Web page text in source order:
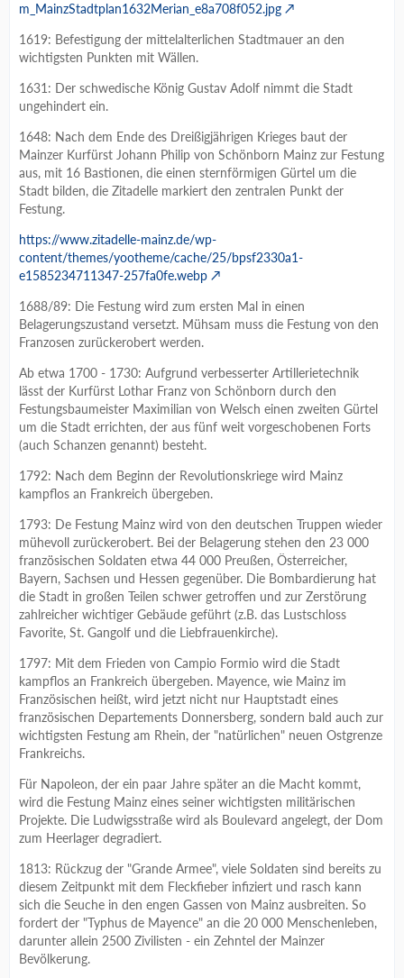
m_MainzStadtplan1632Merian_e8a708f052.jpg
1619: Befestigung der mittelalterlichen Stadtmauer an den
wichtigsten Punkten mit Wällen.
1631: Der schwedische König Gustav Adolf nimmt die Stadt
ungehindert ein.
1648: Nach dem Ende des Dreißigjährigen Krieges baut der
Mainzer Kurfürst Johann Philip von Schönborn Mainz zur Festung
aus, mit 16 Bastionen, die einen sternförmigen Gürtel um die
Stadt bilden, die Zitadelle markiert den zentralen Punkt der
Festung.
https://www.zitadelle-mainz.de/wp-
content/themes/yootheme/cache/25/bpsf2330a1-
e1585234711347-257fa0fe.webp
1688/89: Die Festung wird zum ersten Mal in einen
Belagerungszustand versetzt. Mühsam muss die Festung von den
Franzosen zurückerobert werden.
Ab etwa 1700 - 1730: Aufgrund verbesserter Artillerietechnik
lässt der Kurfürst Lothar Franz von Schönborn durch den
Festungsbaumeister Maximilian von Welsch einen zweiten Gürtel
um die Stadt errichten, der aus fünf weit vorgeschobenen Forts
(auch Schanzen genannt) besteht.
1792: Nach dem Beginn der Revolutionskriege wird Mainz
kampflos an Frankreich übergeben.
1793: De Festung Mainz wird von den deutschen Truppen wieder
mühevoll zurückerobert. Bei der Belagerung stehen den 23 000
französischen Soldaten etwa 44 000 Preußen, Österreicher,
Bayern, Sachsen und Hessen gegenüber. Die Bombardierung hat
die Stadt in großen Teilen schwer getroffen und zur Zerstörung
zahlreicher wichtiger Gebäude geführt (z.B. das Lustschloss
Favorite, St. Gangolf und die Liebfrauenkirche).
1797: Mit dem Frieden von Campio Formio wird die Stadt
kampflos an Frankreich übergeben. Mayence, wie Mainz im
Französischen heißt, wird jetzt nicht nur Hauptstadt eines
französischen Departements Donnersberg, sondern bald auch zur
wichtigsten Festung am Rhein, der "natürlichen" neuen Ostgrenze
Frankreichs.
Für Napoleon, der ein paar Jahre später an die Macht kommt,
wird die Festung Mainz eines seiner wichtigsten militärischen
Projekte. Die Ludwigsstraße wird als Boulevard angelegt, der Dom
zum Heerlager degradiert.
1813: Rückzug der "Grande Armee", viele Soldaten sind bereits zu
diesem Zeitpunkt mit dem Fleckfieber infiziert und rasch kann
sich die Seuche in den engen Gassen von Mainz ausbreiten. So
fordert der "Typhus de Mayence" an die 20 000 Menschenleben,
darunter allein 2500 Zivilisten - ein Zehntel der Mainzer
Bevölkerung.